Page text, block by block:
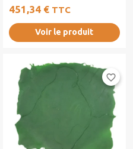
de murs, murets ou façades en...
451,34 € TTC
Voir le produit
favorite_border